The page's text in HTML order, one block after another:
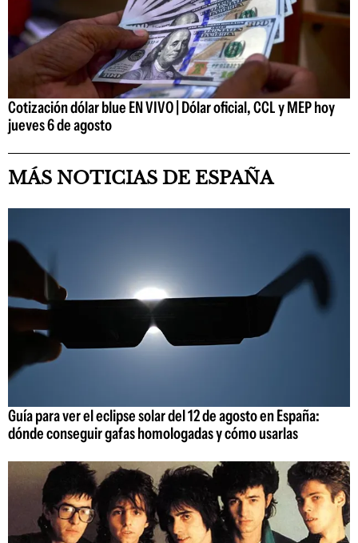
Cotización dólar blue EN VIVO | Dólar oficial, CCL y MEP hoy
jueves 6 de agosto
MÁS NOTICIAS DE ESPAÑA
Guía para ver el eclipse solar del 12 de agosto en España:
dónde conseguir gafas homologadas y cómo usarlas